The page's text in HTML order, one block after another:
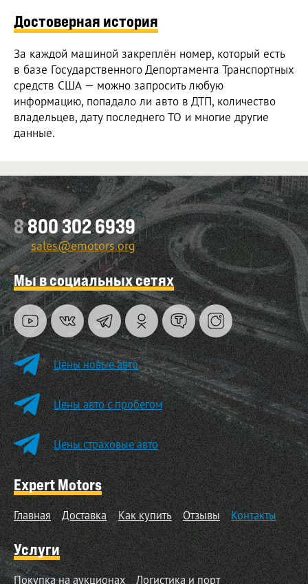
Достоверная история
За каждой машиной закреплён номер, который есть
в базе Государственного Депортамента Транспортных
средств США — можно запросить любую
информацию, попадало ли авто в ДТП, количество
владельцев, дату последнего ТО и многие другие
данные.
8800 302 6939
sales@emotors.org
Мы в социальных сетях
Цены новые авто
Цены авто с пробегом
Цены страховые авто
Expert Motors
Главная Доставка Как купить Отзывы Контакты
Услуги
Покупка на аукционах Логистика и порт